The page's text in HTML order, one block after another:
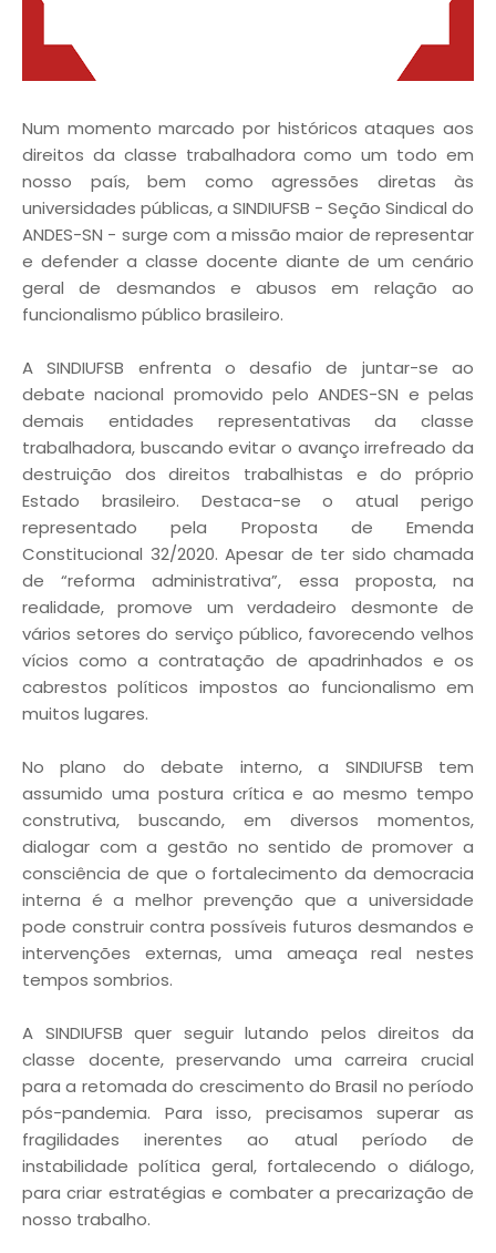
Num momento marcado por históricos ataques aos
direitos da classe trabalhadora como um todo em
nosso país, bem como agressões diretas às
universidades públicas, a SINDIUFSB - Seção Sindical do
ANDES-SN - surge com a missão maior de representar
e defender a classe docente diante de um cenário
geral de desmandos e abusos em relação ao
funcionalismo público brasileiro.
A SINDIUFSB enfrenta o desafio de juntar-se ao
debate nacional promovido pelo ANDES-SN e pelas
demais entidades representativas da classe
trabalhadora, buscando evitar o avanço irrefreado da
destruição dos direitos trabalhistas e do próprio
Estado brasileiro. Destaca-se o atual perigo
representado pela Proposta de Emenda
Constitucional 32/2020. Apesar de ter sido chamada
de “reforma administrativa”, essa proposta, na
realidade, promove um verdadeiro desmonte de
vários setores do serviço público, favorecendo velhos
vícios como a contratação de apadrinhados e os
cabrestos políticos impostos ao funcionalismo em
muitos lugares.
No plano do debate interno, a SINDIUFSB tem
assumido uma postura crítica e ao mesmo tempo
construtiva, buscando, em diversos momentos,
dialogar com a gestão no sentido de promover a
consciência de que o fortalecimento da democracia
interna é a melhor prevenção que a universidade
pode construir contra possíveis futuros desmandos e
intervenções externas, uma ameaça real nestes
tempos sombrios.
A SINDIUFSB quer seguir lutando pelos direitos da
classe docente, preservando uma carreira crucial
para a retomada do crescimento do Brasil no período
pós-pandemia. Para isso, precisamos superar as
fragilidades inerentes ao atual período de
instabilidade política geral, fortalecendo o diálogo,
para criar estratégias e combater a precarização de
nosso trabalho.